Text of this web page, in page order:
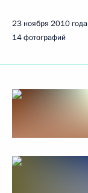
23 ноября 2010 года
14 фотографий